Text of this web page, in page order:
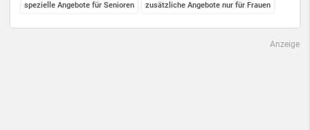
spezielle Angebote für Senioren zusätzliche Angebote nur für Frauen
Anzeige